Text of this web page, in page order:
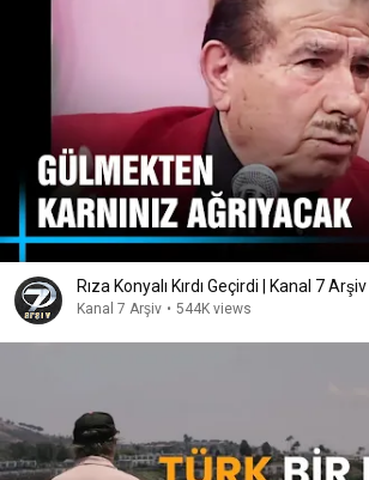
Rıza Konyalı Kırdı Geçirdi | Kanal 7 Arşiv
Kanal 7 Arşiv • 544K views